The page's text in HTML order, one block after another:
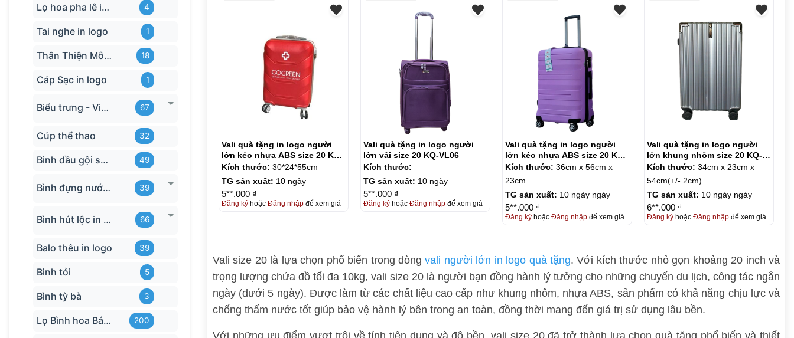
Lọ hoa pha lê in logo 4
Tai nghe in logo 1
Thân Thiện Môi trường 18
Cáp Sạc in logo 1
Biểu trưng - Vinh danh in logo 67
Cúp thể thao 32
Bình dầu gội sữa tắm 49
Bình đựng nước in logo 39
Bình hút lộc in logo 66
Balo thêu in logo 39
Bình tỏi 5
Bình tỳ bà 3
Lọ Bình hoa Bát Tràng in logo 200
Vali quà tặng in logo người
lớn kéo nhựa ABS size 20 KQ-
VL05
Kích thước: 30*24*55cm
TG sản xuất: 10 ngày
5**.000 ₫
Đăng kýhoặc Đăng nhậpđể xem giá
Vali quà tặng in logo người
lớn vải size 20 KQ-VL06
Kích thước:
TG sản xuất: 10 ngày
5**.000 ₫
Đăng kýhoặc Đăng nhậpđể xem giá
Vali quà tặng in logo người
lớn kéo nhựa ABS size 20 KQ-
VL07
Kích thước: 36cm x 56cm x
23cm
TG sản xuất: 10 ngày ngày
5**.000 ₫
Đăng kýhoặc Đăng nhậpđể xem giá
Vali quà tặng in logo người
lớn khung nhôm size 20 KQ-
VL08
Kích thước: 34cm x 23cm x
54cm(+/- 2cm)
TG sản xuất: 10 ngày ngày
6**.000 ₫
Đăng kýhoặc Đăng nhậpđể xem giá
Vali size 20 là lựa chọn phổ biến trong dòngvali người lớn in logo quà tặng. Với kích thước nhỏ gọn khoảng 20 inch và
trọng lượng chứa đồ tối đa 10kg, vali size 20 là người bạn đồng hành lý tưởng cho những chuyến du lịch, công tác ngắn
ngày (dưới 5 ngày). Được làm từ các chất liệu cao cấp như khung nhôm, nhựa ABS, sản phẩm có khả năng chịu lực và
chống thấm nước tốt giúp bảo vệ hành lý bên trong an toàn, đồng thời mang đến giá trị sử dụng lâu bền.
Với những ưu điểm vượt trội về tính tiện dụng và độ bền, vali size 20 đã trở thành lựa chọn quà tặng phổ biến và thiết